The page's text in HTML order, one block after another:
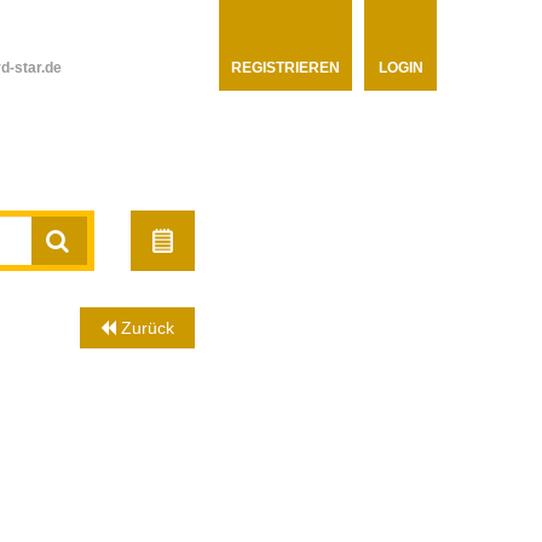
star.de REGISTRIEREN LOGIN
Zurück